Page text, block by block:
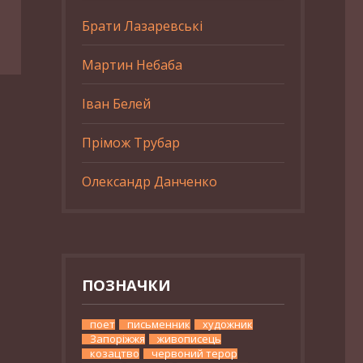
Брати Лазаревські
Мартин Небаба
Іван Белей
Прімож Трубар
Олександр Данченко
ПОЗНАЧКИ
поет письменник
художник
Запоріжжя
живописець
козацтво
червоний терор